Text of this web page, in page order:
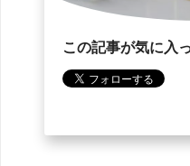
この記事が気に入